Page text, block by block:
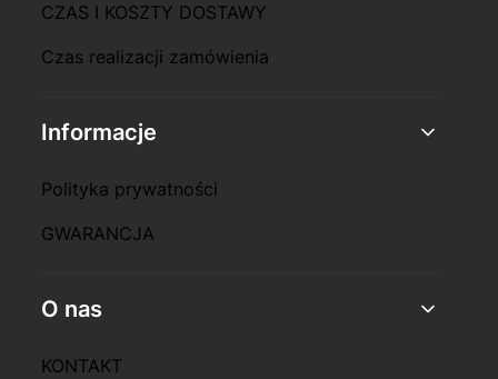
CZAS I KOSZTY DOSTAWY
Czas realizacji zamówienia
Informacje
Polityka prywatności
GWARANCJA
O nas
KONTAKT